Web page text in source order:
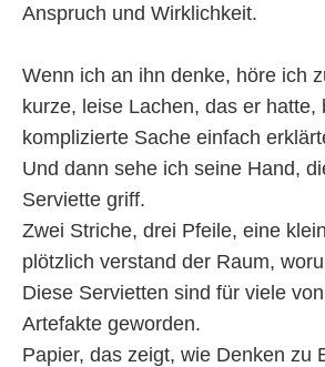
Anspruch und Wirklichkeit.
Wenn ich an ihn denke, höre ich
kurze, leise Lachen, das er hatte,
komplizierte Sache einfach
Und dann sehe ich seine Hand,
Serviette griff.
Zwei Striche, drei Pfeile, eine
plötzlich verstand der Raum,
Diese Servietten sind für viele
Artefakte geworden.
Papier, das zeigt, wie Denken zu